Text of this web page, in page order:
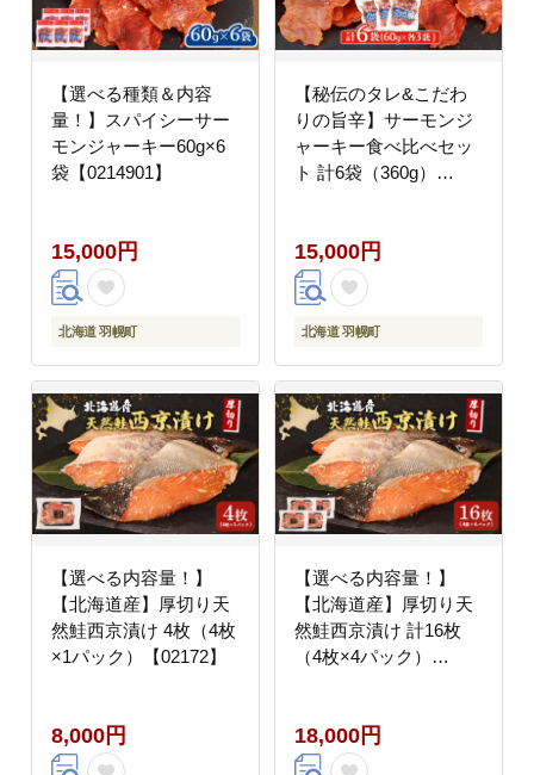
【選べる種類＆内容
量！】スパイシーサー
モンジャーキー60g×6
袋【0214901】
15,000円
北海道 羽幌町
【秘伝のタレ&こだわ
りの旨辛】サーモンジ
ャーキー食べ比べセッ
ト 計6袋（360g）
15,000円
北海道 羽幌町
【選べる内容量！】
【北海道産】厚切り天
然鮭西京漬け 4枚（4枚
×1パック）【02172】
8,000円
【選べる内容量！】
【北海道産】厚切り天
然鮭西京漬け 計16枚
（4枚×4パック）
18,000円